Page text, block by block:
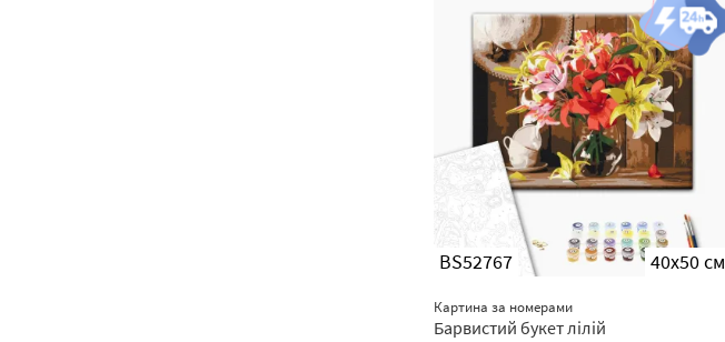
BS52767 40x50 см
Картина за номерами
Барвистий букет лілій